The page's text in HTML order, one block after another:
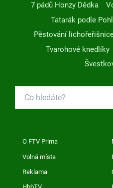
7 pádů Honzy Dědka
Tatarák podle
Pěstování
Tvarohové knedlíky
O FTV Prima
Volná místa
Reklama